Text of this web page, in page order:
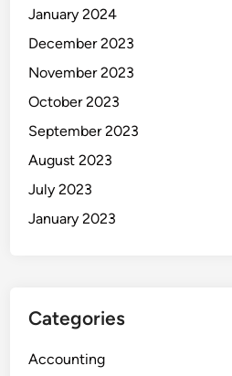
January 2024
December 2023
November 2023
October 2023
September 2023
August 2023
July 2023
January 2023
Categories
Accounting